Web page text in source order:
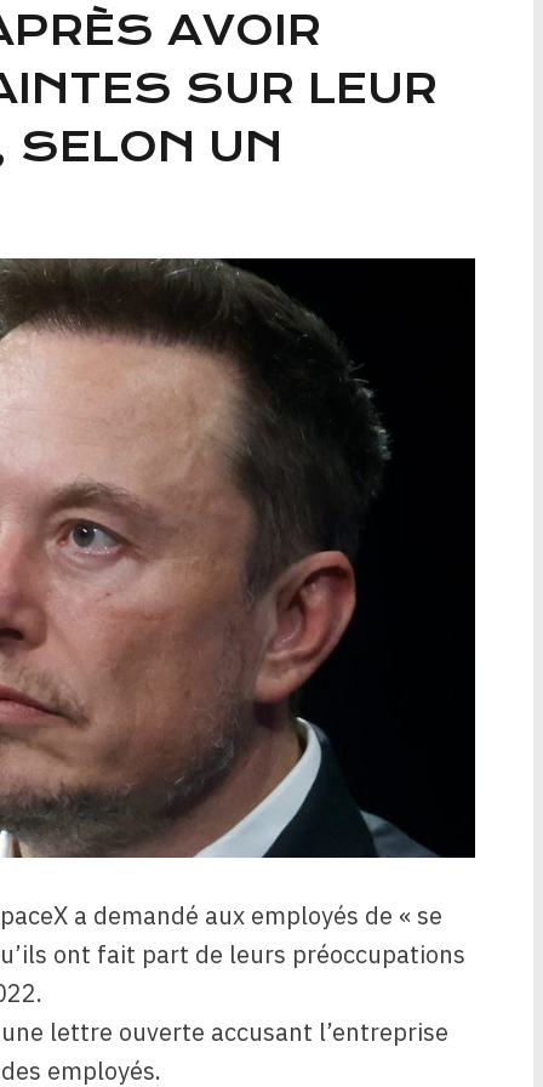
AVOIR
SUR LEUR
SELON UN
a demandé aux employés de « se
ont fait part de leurs préoccupations
lettre ouverte accusant l’entreprise
employés.